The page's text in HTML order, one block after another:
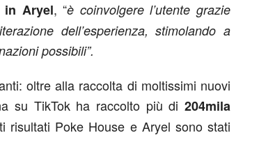
in Aryel, “è coinvolgere l’utente grazie
dell’esperienza, stimolando a
possibili”.
oltre alla raccolta di moltissimi nuovi
su TikTok ha raccolto più di 204mila
risultati Poke House e Aryel sono stati